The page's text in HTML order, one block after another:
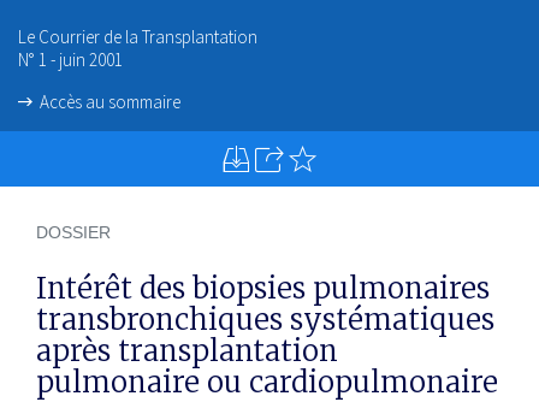
Le Courrier de la Transplantation
N° 1 - juin 2001
Accès au sommaire
DOSSIER
Intérêt des biopsies pulmonaires
transbronchiques systématiques
après transplantation
pulmonaire ou cardiopulmonaire